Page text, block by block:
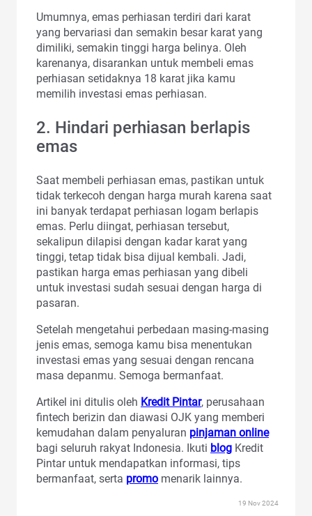
Umumnya, emas perhiasan terdiri dari karat
yang bervariasi dan semakin besar karat yang
dimiliki, semakin tinggi harga belinya. Oleh
karenanya, disarankan untuk membeli emas
perhiasan setidaknya 18 karat jika kamu
memilih investasi emas perhiasan.
2. Hindari perhiasan berlapis
emas
Saat membeli perhiasan emas, pastikan untuk
tidak terkecoh dengan harga murah karena saat
ini banyak terdapat perhiasan logam berlapis
emas. Perlu diingat, perhiasan tersebut,
sekalipun dilapisi dengan kadar karat yang
tinggi, tetap tidak bisa dijual kembali. Jadi,
pastikan harga emas perhiasan yang dibeli
untuk investasi sudah sesuai dengan harga di
pasaran.
Setelah mengetahui perbedaan masing-masing
jenis emas, semoga kamu bisa menentukan
investasi emas yang sesuai dengan rencana
masa depanmu. Semoga bermanfaat.
Artikel ini ditulis oleh Kredit Pintar, perusahaan
fintech berizin dan diawasi OJK yang memberi
kemudahan dalam penyaluran pinjaman online
bagi seluruh rakyat Indonesia. Ikuti blog Kredit
Pintar untuk mendapatkan informasi, tips
bermanfaat, serta promo menarik lainnya.
19 Nov 2024